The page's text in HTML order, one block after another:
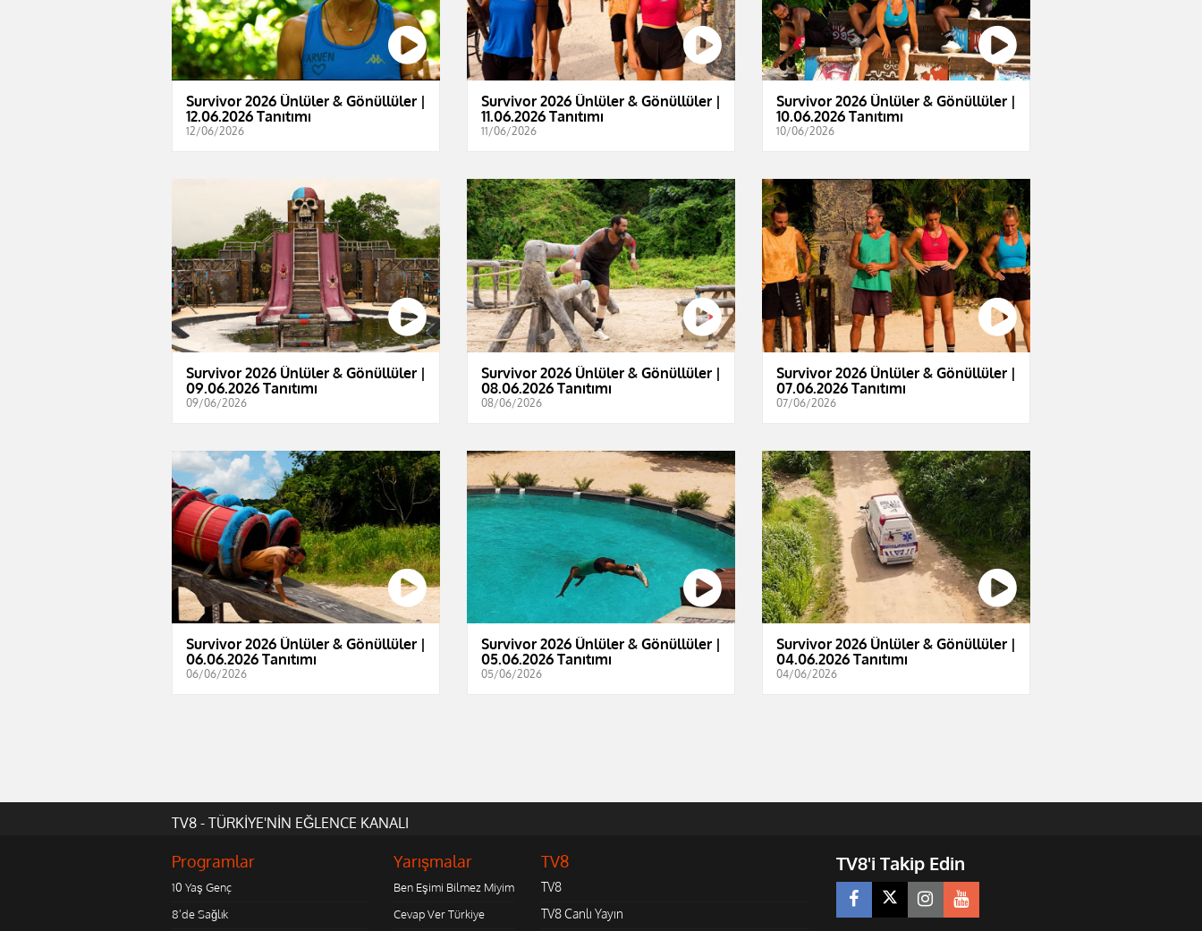
Survivor 2026 Ünlüler & Gönüllüler |
12.06.2026 Tanıtımı
12/06/2026
Survivor 2026 Ünlüler & Gönüllüler |
11.06.2026 Tanıtımı
11/06/2026
Survivor 2026 Ünlüler & Gönüllüler |
10.06.2026 Tanıtımı
10/06/2026
Survivor 2026 Ünlüler & Gönüllüler |
09.06.2026 Tanıtımı
09/06/2026
Survivor 2026 Ünlüler & Gönüllüler |
08.06.2026 Tanıtımı
08/06/2026
Survivor 2026 Ünlüler & Gönüllüler |
07.06.2026 Tanıtımı
07/06/2026
Survivor 2026 Ünlüler & Gönüllüler |
06.06.2026 Tanıtımı
06/06/2026
Survivor 2026 Ünlüler & Gönüllüler |
05.06.2026 Tanıtımı
05/06/2026
Survivor 2026 Ünlüler & Gönüllüler |
04.06.2026 Tanıtımı
04/06/2026
TV8 - TÜRKİYE'NİN EĞLENCE KANALI
Programlar
10 Yaş Genç
8'de Sağlık
Yarışmalar
Ben Eşimi Bilmez Miyim
Cevap Ver Türkiye
TV8
TV8
TV8 Canlı Yayın
TV8'i Takip Edin